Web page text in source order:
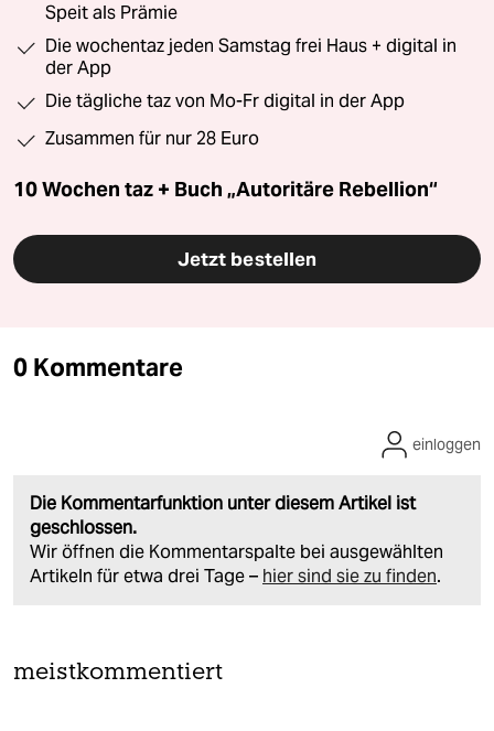
Speit als Prämie
Die wochentaz jeden Samstag frei Haus + digital in
der App
Die tägliche taz von Mo-Fr digital in der App
Zusammen für nur 28 Euro
10 Wochen taz + Buch „Autoritäre Rebellion“
Jetzt bestellen
0 Kommentare
Die Kommentarfunktion unter diesem Artikel ist
geschlossen.
Wir öffnen die Kommentarspalte bei ausgewählten
Artikeln für etwa drei Tage – hier sind sie zu finden.
einloggen
meistkommentiert